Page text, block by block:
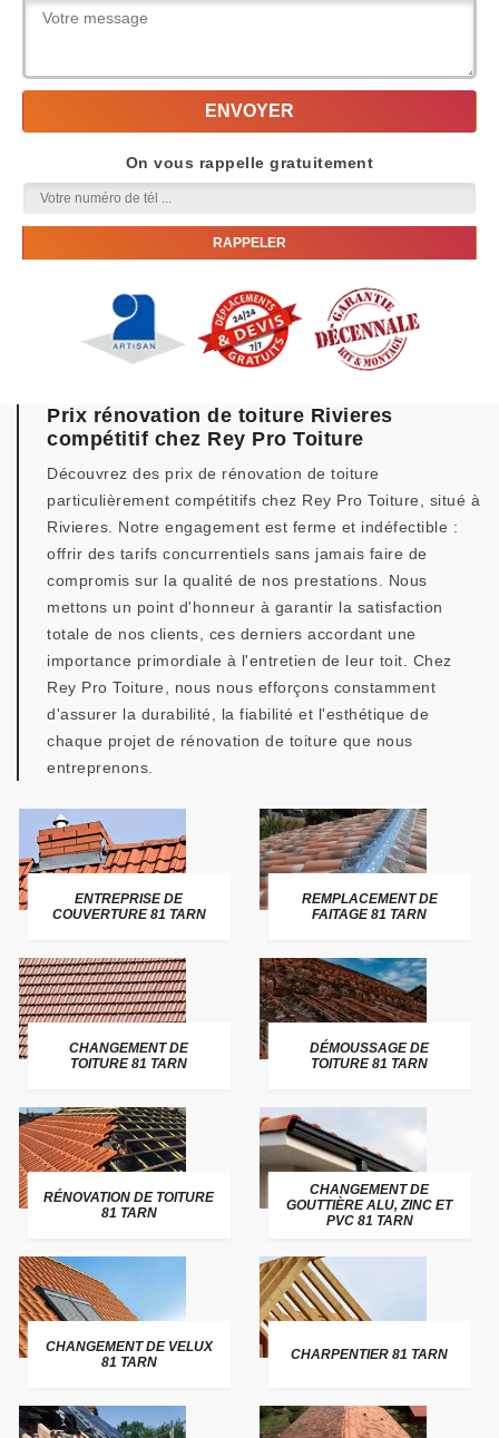
On vous rappelle gratuitement
Prix rénovation de toiture Rivieres
compétitif chez Rey Pro Toiture
Découvrez des prix de rénovation de toiture
particulièrement compétitifs chez Rey Pro Toiture, situé à
Rivieres. Notre engagement est ferme et indéfectible :
offrir des tarifs concurrentiels sans jamais faire de
compromis sur la qualité de nos prestations. Nous
mettons un point d'honneur à garantir la satisfaction
totale de nos clients, ces derniers accordant une
importance primordiale à l'entretien de leur toit. Chez
Rey Pro Toiture, nous nous efforçons constamment
d'assurer la durabilité, la fiabilité et l'esthétique de
chaque projet de rénovation de toiture que nous
entreprenons.
ENTREPRISE DE
COUVERTURE 81 TARN
REMPLACEMENT DE
FAITAGE 81 TARN
CHANGEMENT DE
TOITURE 81 TARN
DÉMOUSSAGE DE
TOITURE 81 TARN
RÉNOVATION DE TOITURE
81 TARN
CHANGEMENT DE
GOUTTIÈRE ALU, ZINC ET
PVC 81 TARN
CHANGEMENT DE VELUX
81 TARN
CHARPENTIER 81 TARN